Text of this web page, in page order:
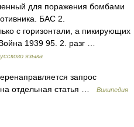
для поражения бомбами
БАС 2.
с горизонтали, а пикирующих
1939 95. 2. разг …
языка
запрос
отдельная статья …
Википедия